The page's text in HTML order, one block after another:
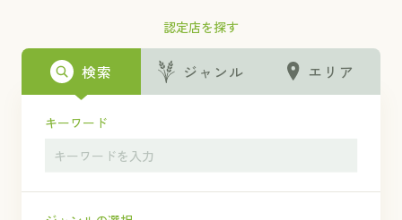
認定店を探す
検索 ジャンル エリア
キーワード